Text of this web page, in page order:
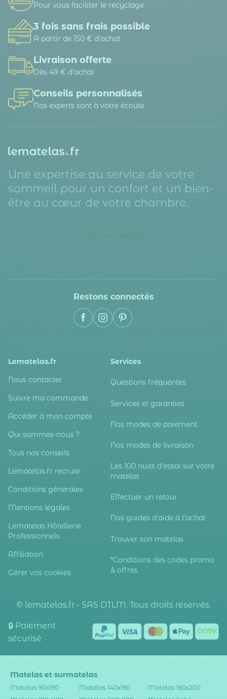
Pour vous faciliter le recyclage
3 fois sans frais possible
A partir de 150 € d’achat
Livraison offerte
Dès 49 € d'achat
Conseils personnalisés
Nos experts sont à votre écoute
Une expertise au service de votre
sommeil pour un confort et un bien-
être au cœur de votre chambre.
Restons connectés
Lematelas.fr
Nous contacter
Suivre ma commande
Accéder à mon compte
Qui sommes-nous ?
Tous nos conseils
Lematelas.fr recrute
Conditions générales
Mentions légales
Lematelas Hôtellerie
Professionnels
Affiliation
Gérer vos cookies
Services
Questions fréquentes
Services et garanties
Nos modes de paiement
Nos modes de livraison
Les 100 nuits d'essai sur votre
matelas
Effectuer un retour
Nos guides d'aide à l'achat
Trouver son matelas
*Conditions des codes promo
& offres
© lematelas.fr - SAS DTLM. Tous droits réservés.
🔒 Paiement
sécurisé
Matelas et surmatelas
Matelas 90x190 Matelas 140x190
Matelas 160x200